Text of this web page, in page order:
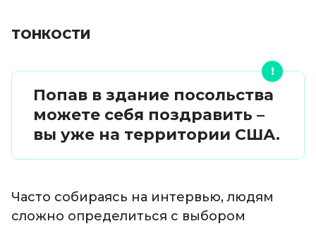
ТОНКОСТИ
Попав в здание посольства
можете себя поздравить –
вы уже на территории США.
Часто собираясь на интервью, людям
сложно определиться с выбором